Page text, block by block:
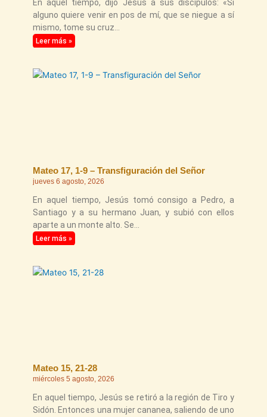
En aquel tiempo, dijo Jesús a sus discípulos: «Si
alguno quiere venir en pos de mí, que se niegue a sí
mismo, tome su cruz
Leer más »
Mateo 17, 1-9 – Transfiguración del Señor
jueves 6 agosto, 2026
En aquel tiempo, Jesús tomó consigo a Pedro, a
Santiago y a su hermano Juan, y subió con ellos
aparte a un monte alto. Se
Leer más »
Mateo 15, 21-28
miércoles 5 agosto, 2026
En aquel tiempo, Jesús se retiró a la región de Tiro y
Sidón. Entonces una mujer cananea, saliendo de uno